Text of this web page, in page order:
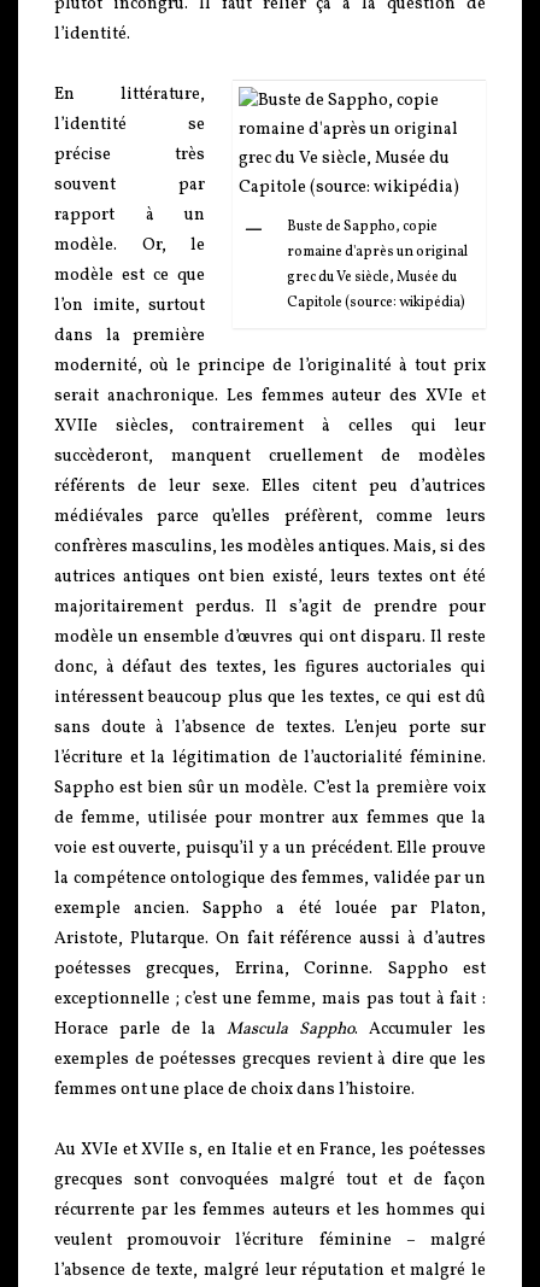
l’identité.
Buste de Sappho, copie
romaine d'après un original
grec du Ve siècle, Musée du
Capitole (source: wikipédia)
En littérature,
l’identité se
précise très
souvent par
rapport à un
modèle. Or, le
modèle est ce que
l’on imite, surtout
dans la première
modernité, où le principe de l’originalité à tout prix
serait anachronique. Les femmes auteur des XVIe et
XVIIe siècles, contrairement à celles qui leur
succèderont, manquent cruellement de modèles
référents de leur sexe. Elles citent peu d’autrices
médiévales parce qu’elles préfèrent, comme leurs
confrères masculins, les modèles antiques. Mais, si des
autrices antiques ont bien existé, leurs textes ont été
majoritairement perdus. Il s’agit de prendre pour
modèle un ensemble d’œuvres qui ont disparu. Il reste
donc, à défaut des textes, les figures auctoriales qui
intéressent beaucoup plus que les textes, ce qui est dû
sans doute à l’absence de textes. L’enjeu porte sur
l’écriture et la légitimation de l’auctorialité féminine.
Sappho est bien sûr un modèle. C’est la première voix
de femme, utilisée pour montrer aux femmes que la
voie est ouverte, puisqu’il y a un précédent. Elle prouve
la compétence ontologique des femmes, validée par un
exemple ancien. Sappho a été louée par Platon,
Aristote, Plutarque. On fait référence aussi à d’autres
poétesses grecques, Errina, Corinne. Sappho est
exceptionnelle ; c’est une femme, mais pas tout à fait :
Horace parle de la Mascula Sappho. Accumuler les
exemples de poétesses grecques revient à dire que les
femmes ont une place de choix dans l’histoire.
Au XVIe et XVIIe s, en Italie et en France, les poétesses
grecques sont convoquées malgré tout et de façon
récurrente par les femmes auteurs et les hommes qui
veulent promouvoir l’écriture féminine – malgré
l’absence de texte, malgré leur réputation et malgré le